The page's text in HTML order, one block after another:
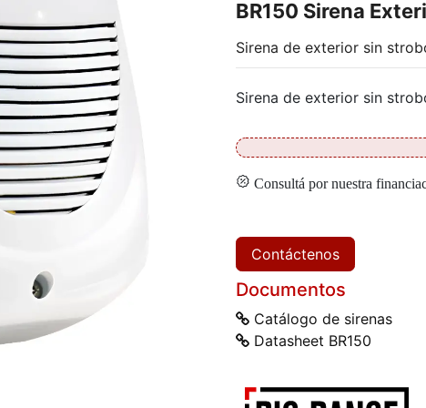
BR150 Sirena
Sirena de exterior sin
Sirena de exterior sin
Consultá por nuestra
Contáctenos
Documentos
Catálogo de sirenas
Datasheet BR150